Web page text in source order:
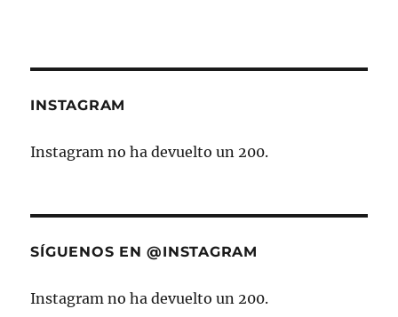
INSTAGRAM
Instagram no ha devuelto un 200.
SÍGUENOS EN @INSTAGRAM
Instagram no ha devuelto un 200.